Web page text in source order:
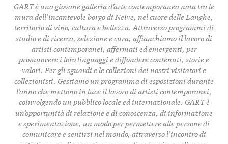
GARTè unagiovane galleria d’arte contemporaneanata tra le
mura dell’incantevole borgo di Neive, nel cuore delleLanghe,
territorio divino, culturaebellezza. Attraversoprogrammi di
studioe di ricerca, selezioneecura, affianchiamo il lavoro di
artisti contemporanei, affermati edemergenti, per
promuovere i lorolinguaggie diffonderecontenuti, storiee
valori. Per gli sguardi e le collezioni dei nostrivisitatorie
collezionisti. Gestiamo un programma di esposizionidurante
l’anno che mettono in luce il lavoro diartisti contemporanei,
coinvolgendo un pubblico localeedinternazionale. GARTè
un’opportunità di relazionee diconoscenza, di informazione
esperimentazione, un modo per permettere alle persone di
comunicareesentirsi nel mondo, attraverso l’incontro di